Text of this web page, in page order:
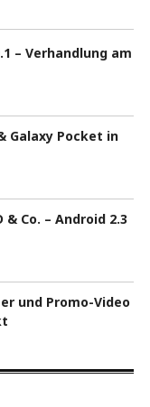
– Verhandlung am
Galaxy Pocket in
& Co. – Android 2.3
und Promo-Video